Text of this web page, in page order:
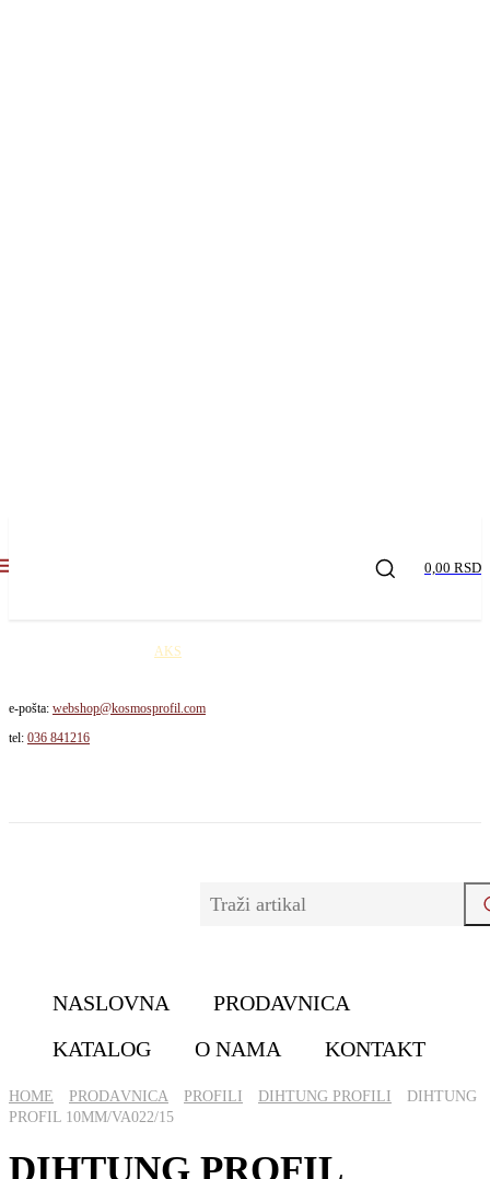
0,00 RSD
AKS
e-pošta: webshop@kosmosprofil.com
tel: 036 841216
NASLOVNA
PRODAVNICA
KATALOG
O NAMA KONTAKT
HOME PRОDАVNICА PROFILI DIHTUNG PROFILI
DIHTUNG
PROFIL 10MM/VA022/15
DIHTUNG PROFIL